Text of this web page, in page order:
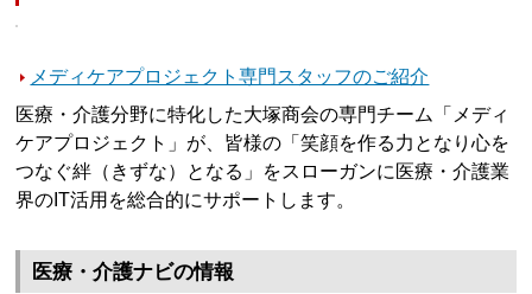
メディケアプロジェクト専門スタッフのご紹介
医療・介護分野に特化した大塚商会の専門チーム「メディ
ケアプロジェクト」が、皆様の「笑顔を作る力となり心を
つなぐ絆（きずな）となる」をスローガンに医療・介護業
界のIT活用を総合的にサポートします。
医療・介護ナビの情報